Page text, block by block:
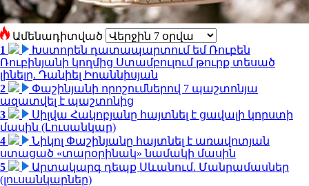
Ամենադիտված
1
Խստորեն դատապարտում եմ Ռուբեն
Ռուբինյանի կողմից Ստամբուլում թուրք տեսած
լինելը. Դանիել Իոաննիսյան
2
Փաշինյանի որոշումներով 7 պաշտոնյա
ազատվել է պաշտոնից
3
Սիլվա Հակոբյանը հայտնել է ցավալի կորստի
մասին (Լուսանկար)
4
Նիկոլ Փաշինյանը հայտնել է առավոտյան
ստացած «տարօրինակ» նամակի մասին
5
Արտակարգ դեպք Սևանում. Մանրամասներ
(լուսանկարներ)